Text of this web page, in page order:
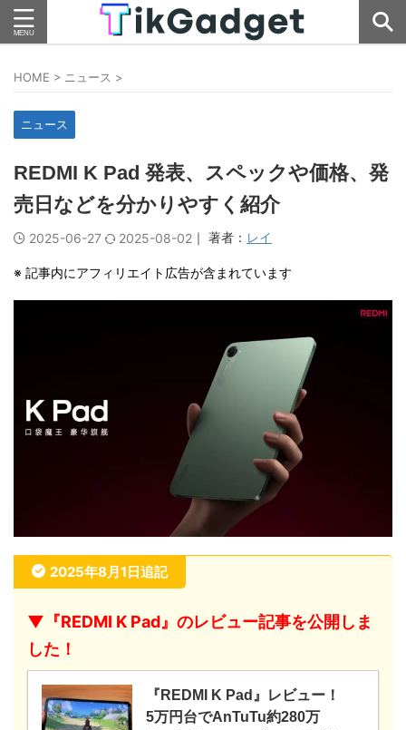
HOME > ニュース >
ニュース
REDMI K Pad 発表、スペックや価格、発
売日などを分かりやすく紹介
2025-06-27 2025-08-02 ｜ 著者： レイ
※ 記事内にアフィリエイト広告が含まれています
2025年8月1日追記
▼『REDMI K Pad』のレビュー記事を公開しま
した！
『REDMI K Pad』レビュー！
5万円台でAnTuTu約280万